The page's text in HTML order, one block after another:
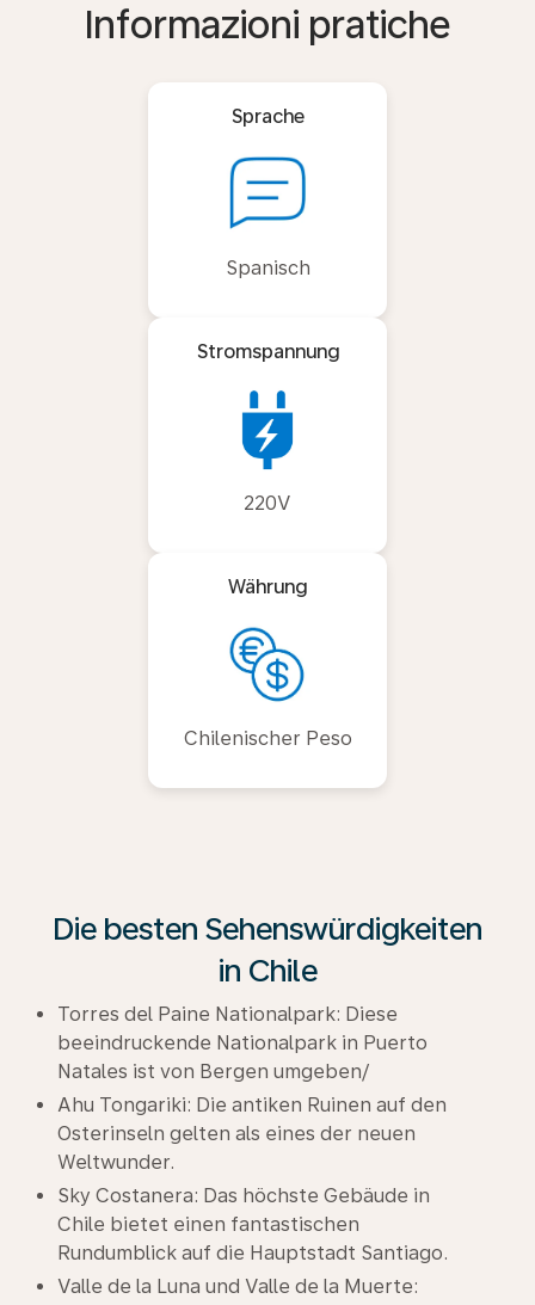
Informazioni pratiche
Sprache
Spanisch
Stromspannung
220V
Währung
Chilenischer Peso
Die besten Sehenswürdigkeiten
in Chile
Torres del Paine Nationalpark: Diese
beeindruckende Nationalpark in Puerto
Natales ist von Bergen umgeben/
Ahu Tongariki: Die antiken Ruinen auf den
Osterinseln gelten als eines der neuen
Weltwunder.
Sky Costanera: Das höchste Gebäude in
Chile bietet einen fantastischen
Rundumblick auf die Hauptstadt Santiago.
Valle de la Luna und Valle de la Muerte: